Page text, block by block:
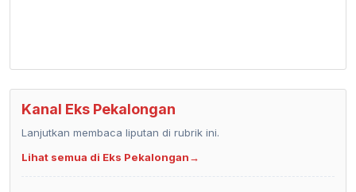
Kanal Eks Pekalongan
Lanjutkan membaca liputan di rubrik ini.
Lihat semua di Eks Pekalongan→